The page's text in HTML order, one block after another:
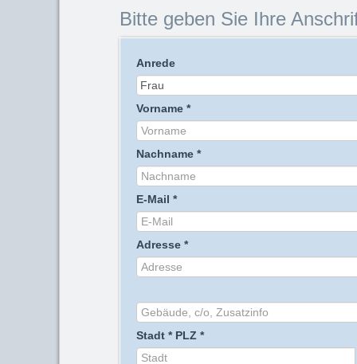
Bitte geben Sie Ihre
Anrede
Vorname *
Nachname *
E-Mail *
Adresse *
Stadt * PLZ *